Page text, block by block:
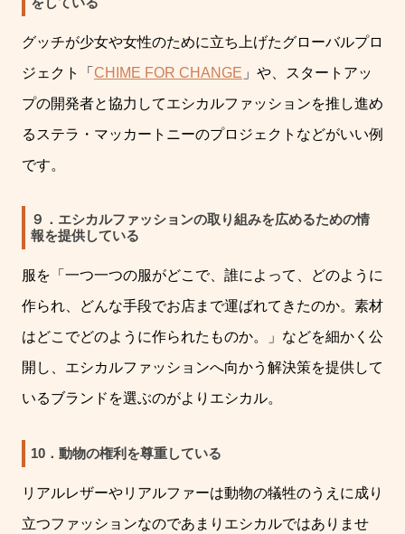
グッチが少女や女性のために立ち上げたグローバルプロ
ジェクト「 CHIME FOR CHANGE 」や、スタートアッ
プの開発者と協力してエシカルファッションを推し進め
るステラ・マッカートニーのプロジェクトなどがいい例
です。
９．エシカルファッションの取り組みを広めるための情
報を提供している
服を「一つ一つの服がどこで、誰によって、どのように
作られ、どんな手段でお店まで運ばれてきたのか。素材
はどこでどのように作られたものか。」などを細かく公
開し、エシカルファッションへ向かう解決策を提供して
いるブランドを選ぶのがよりエシカル。
10．動物の権利を尊重している
リアルレザーやリアルファーは動物の犠牲のうえに成り
立つファッションなのであまりエシカルではありませ